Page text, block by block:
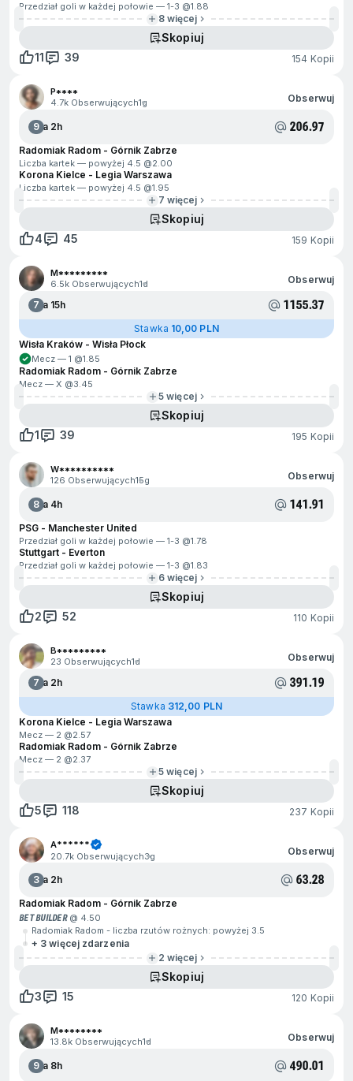
Przedział goli w każdej połowie — 1-3 @1.88
8 więcej
Skopiuj
11
39 154 Kopii
P****
4.7k Obserwujących1g Obserwuj
9Za 2h 206.97
Radomiak Radom - Górnik Zabrze
Liczba kartek — powyżej 4.5 @2.00
Korona Kielce - Legia Warszawa
Liczba kartek — powyżej 4.5 @1.95
7 więcej
Skopiuj
4
45 159 Kopii
M*********
6.5k Obserwujących1d Obserwuj
7Za 15h 1155.37
Stawka 10,00 PLN
Wisła Kraków - Wisła Płock
Mecz — 1 @1.85
Radomiak Radom - Górnik Zabrze
Mecz — X @3.45
5 więcej
Skopiuj
1
39 195 Kopii
W**********
126 Obserwujących15g Obserwuj
8Za 4h 141.91
PSG - Manchester United
Przedział goli w każdej połowie — 1-3 @1.78
Stuttgart - Everton
Przedział goli w każdej połowie — 1-3 @1.83
6 więcej
Skopiuj
2
52 110 Kopii
B*********
23 Obserwujących1d Obserwuj
7Za 2h 391.19
Stawka 312,00 PLN
Korona Kielce - Legia Warszawa
Mecz — 2 @2.57
Radomiak Radom - Górnik Zabrze
Mecz — 2 @2.37
5 więcej
Skopiuj
5
118 237 Kopii
A******
20.7k Obserwujących3g Obserwuj
3Za 2h 63.28
Radomiak Radom - Górnik Zabrze
BET BUILDER@ 4.50
Radomiak Radom - liczba rzutów rożnych: powyżej 3.5
+ 3 więcej zdarzenia
2 więcej
Skopiuj
3
15 120 Kopii
M********
13.8k Obserwujących1d Obserwuj
9Za 8h 490.01